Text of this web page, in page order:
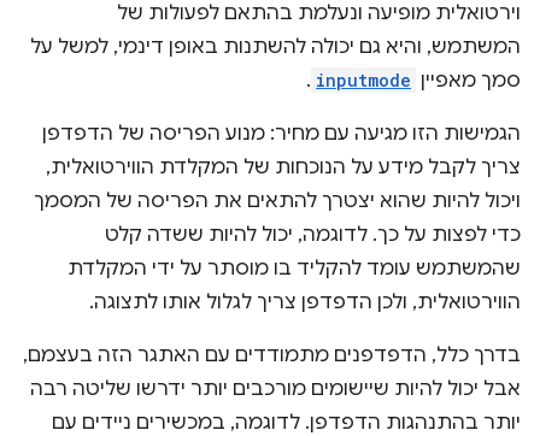
וירטואלית מופיעה ונעלמת בהתאם לפעולות של
המשתמש, והיא גם יכולה להשתנות באופן דינמי, למשל על
סמך מאפיין inputmode
.
הגמישות הזו מגיעה עם מחיר: מנוע הפריסה של הדפדפן
צריך לקבל מידע על הנוכחות של המקלדת הווירטואלית,
ויכול להיות שהוא יצטרך להתאים את הפריסה של המסמך
כדי לפצות על כך. לדוגמה, יכול להיות ששדה קלט
שהמשתמש עומד להקליד בו מוסתר על ידי המקלדת
הווירטואלית, ולכן הדפדפן צריך לגלול אותו לתצוגה.
בדרך כלל, הדפדפנים מתמודדים עם האתגר הזה בעצמם,
אבל יכול להיות שיישומים מורכבים יותר ידרשו שליטה רבה
יותר בהתנהגות הדפדפן. לדוגמה, במכשירים ניידים עם